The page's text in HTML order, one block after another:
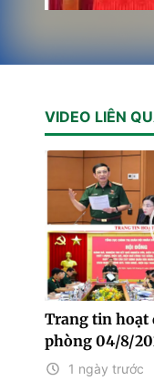
VIDEO LIÊN
Trang tin hoạt
phòng 04/8/
1 ngày trước